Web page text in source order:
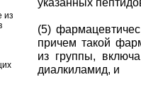
из
(5)
причем такой
из группы,
диалкиламид, и